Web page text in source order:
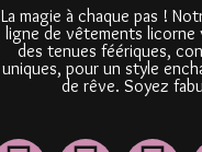
La magie à chaque pas !
ligne de vêtements licorne
des tenues féériques,
uniques, pour un style
de rêve. Soyez